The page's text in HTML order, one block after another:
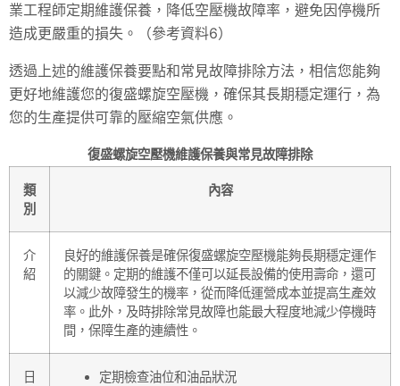
業工程師定期維護保養，降低空壓機故障率，避免因停機所
造成更嚴重的損失。（參考資料6）
透過上述的維護保養要點和常見故障排除方法，相信您能夠
更好地維護您的復盛螺旋空壓機，確保其長期穩定運行，為
您的生產提供可靠的壓縮空氣供應。
復盛螺旋空壓機維護保養與常見故障排除
類
別
內容
介
紹
良好的維護保養是確保復盛螺旋空壓機能夠長期穩定運作
的關鍵。定期的維護不僅可以延長設備的使用壽命，還可
以減少故障發生的機率，從而降低運營成本並提高生產效
率。此外，及時排除常見故障也能最大程度地減少停機時
間，保障生產的連續性。
日
定期檢查油位和油品狀況